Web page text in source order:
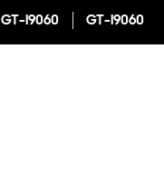
GT-I9060
GT-I9060